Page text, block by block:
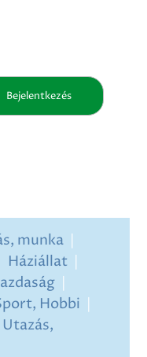
Bejelentkezés
munka |
Háziállat |
|
Hobbi |
Utazás,